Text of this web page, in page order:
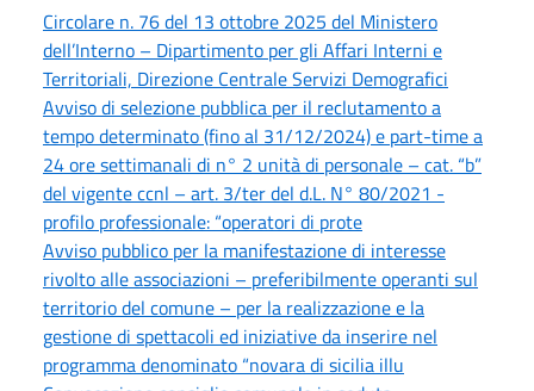
Circolare n. 76 del 13 ottobre 2025 del Ministero
dell’Interno – Dipartimento per gli Affari Interni e
Territoriali, Direzione Centrale Servizi Demografici
Avviso di selezione pubblica per il reclutamento a
tempo determinato (fino al 31/12/2024) e part-time a
24 ore settimanali di n° 2 unità di personale – cat. “b”
del vigente ccnl – art. 3/ter del d.L. N° 80/2021 -
profilo professionale: “operatori di prote
Avviso pubblico per la manifestazione di interesse
rivolto alle associazioni – preferibilmente operanti sul
territorio del comune – per la realizzazione e la
gestione di spettacoli ed iniziative da inserire nel
programma denominato “novara di sicilia illu